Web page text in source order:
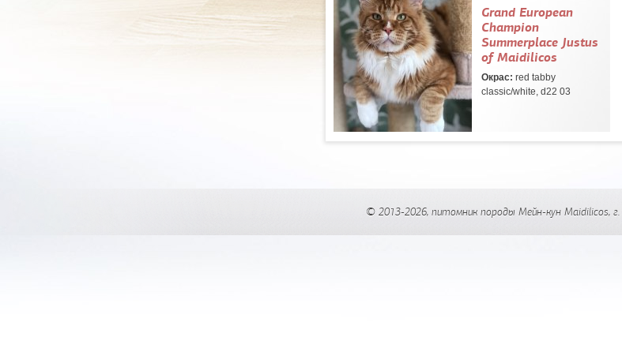
Grand European
Champion
Summerplace Justus
of Maidilicos
Окрас: red tabby
classic/white, d22 03
© 2013-2026, питомник породы Мейн-кун Maidilicos, г.